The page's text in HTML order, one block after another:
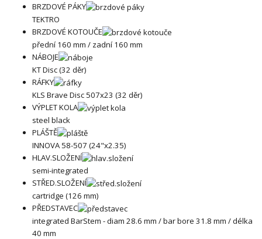
BRZDOVÉ PÁKY
TEKTRO
BRZDOVÉ KOTOUČE
přední 160 mm / zadní 160 mm
NÁBOJE
KT Disc (32 děr)
RÁFKY
KLS Brave Disc 507x23 (32 děr)
VÝPLET KOLA
steel black
PLÁŠTĚ
INNOVA 58-507 (24"x2.35)
HLAV.SLOŽENÍ
semi-integrated
STŘED.SLOŽENÍ
cartridge (126 mm)
PŘEDSTAVEC
integrated BarStem - diam 28.6 mm / bar bore 31.8 mm / délka
40 mm